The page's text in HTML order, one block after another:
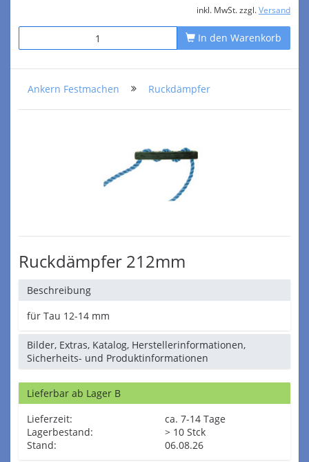
inkl. MwSt. zzgl. Versand
In den Warenkorb
Ankern Festmachen Ruckdämpfer
Ruckdämpfer 212mm
Beschreibung
für Tau 12-14 mm
Bilder, Extras, Katalog, Herstellerinformationen,
Sicherheits- und Produktinformationen
Lieferbar ab Lager B
Lieferzeit:
ca. 7-14 Tage
Lagerbestand:
> 10 Stck
Stand:
06.08.26